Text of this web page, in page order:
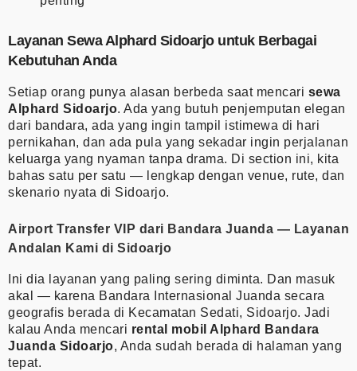
Layanan Sewa Alphard Sidoarjo untuk Berbagai
Kebutuhan Anda
Setiap orang punya alasan berbeda saat mencari sewa
Alphard Sidoarjo. Ada yang butuh penjemputan elegan
dari bandara, ada yang ingin tampil istimewa di hari
pernikahan, dan ada pula yang sekadar ingin perjalanan
keluarga yang nyaman tanpa drama. Di section ini, kita
bahas satu per satu — lengkap dengan venue, rute, dan
skenario nyata di Sidoarjo.
Airport Transfer VIP dari Bandara Juanda — Layanan
Andalan Kami di Sidoarjo
Ini dia layanan yang paling sering diminta. Dan masuk
akal — karena Bandara Internasional Juanda secara
geografis berada di Kecamatan Sedati, Sidoarjo. Jadi
kalau Anda mencari rental mobil Alphard Bandara
Juanda Sidoarjo, Anda sudah berada di halaman yang
tepat.